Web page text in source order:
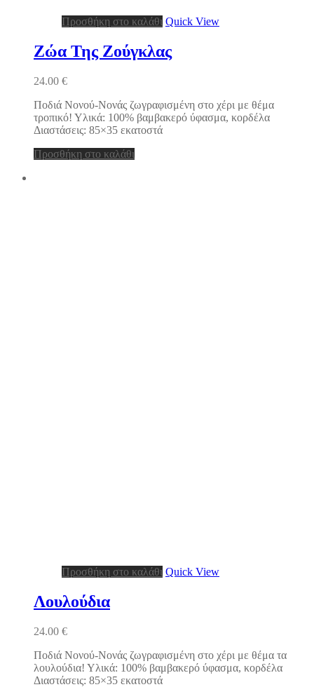
Προσθήκη στο καλάθι Quick View
Ζώα Της Ζούγκλας
24.00 €
Ποδιά Νονού-Νονάς ζωγραφισμένη στο χέρι με θέμα
τροπικό! Υλικά: 100% βαμβακερό ύφασμα, κορδέλα
Διαστάσεις: 85×35 εκατοστά
Προσθήκη στο καλάθι
Προσθήκη στο καλάθι Quick View
Λουλούδια
24.00 €
Ποδιά Νονού-Νονάς ζωγραφισμένη στο χέρι με θέμα τα
λουλούδια! Υλικά: 100% βαμβακερό ύφασμα, κορδέλα
Διαστάσεις: 85×35 εκατοστά